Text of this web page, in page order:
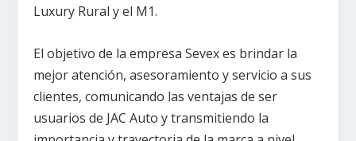
Luxury Rural y el M1.
El objetivo de la empresa Sevex es brindar la
mejor atención, asesoramiento y servicio a sus
clientes, comunicando las ventajas de ser
usuarios de JAC Auto y transmitiendo la